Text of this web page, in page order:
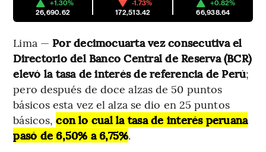
+1.30%
26,690.62
-1.73%
172,513.42
+0.82%
66,938.64
Lima — Por decimocuarta vez consecutiva el
Directorio del Banco Central de Reserva (BCR)
elevó la tasa de interés de referencia de Perú;
pero después de doce alzas de 50 puntos
básicos esta vez el alza se dio en 25 puntos
básicos,con lo cual la tasa de interés peruana
pasó de 6,50% a 6,75%.